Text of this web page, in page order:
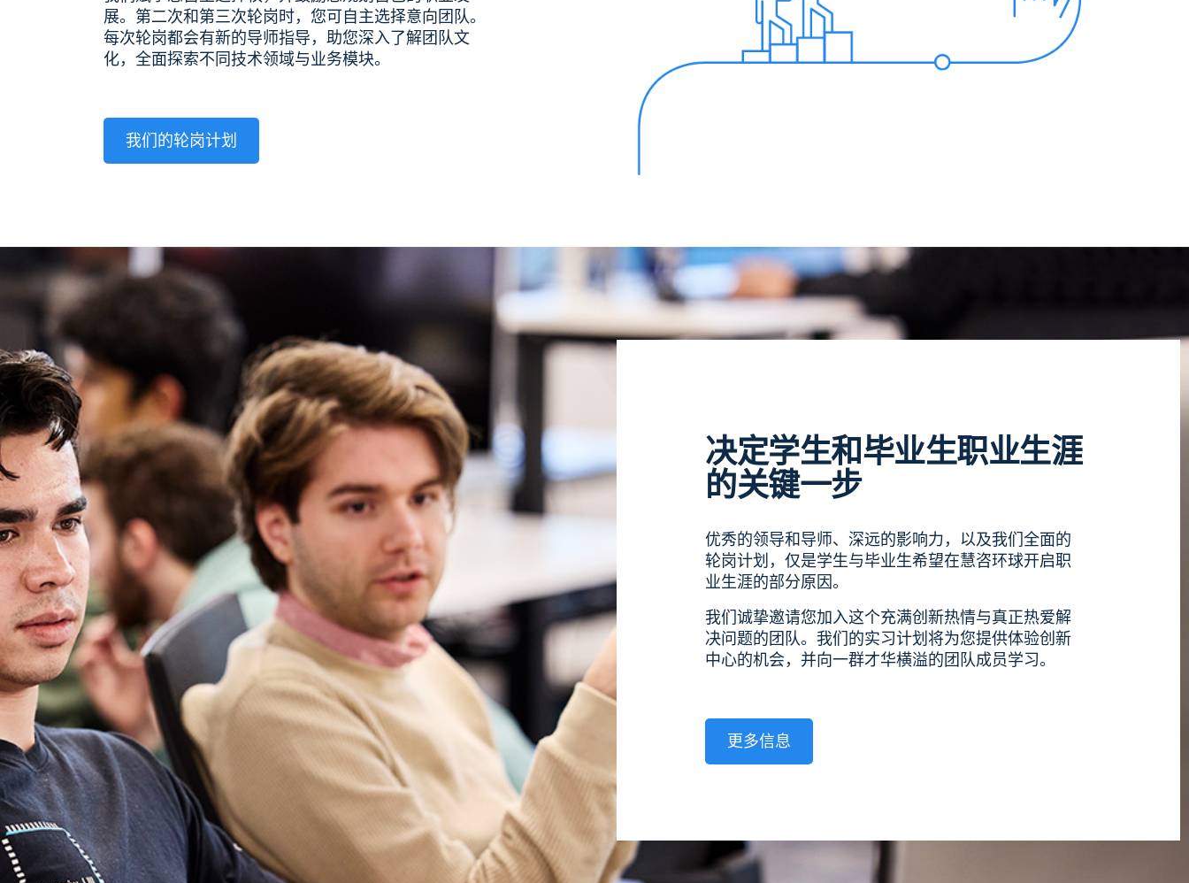
展。第二次和第三次轮岗时，您可自主选择意向团队。
每次轮岗都会有新的导师指导，助您深入了解团队文
化，全面探索不同技术领域与业务模块。
我们的轮岗计划
决定学生和毕业生职业生涯
的关键一步
优秀的领导和导师、深远的影响力，以及我们全面的
轮岗计划，仅是学生与毕业生希望在慧咨环球开启职
业生涯的部分原因。
我们诚挚邀请您加入这个充满创新热情与真正热爱解
决问题的团队。我们的实习计划将为您提供体验创新
中心的机会，并向一群才华横溢的团队成员学习。
更多信息